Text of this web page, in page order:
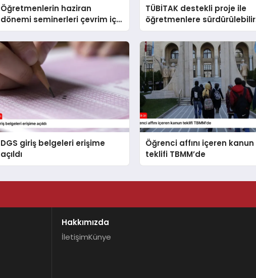
Öğretmenlerin haziran
dönemi seminerleri çevrim içi
yapılacak
TÜBİTAK destekli proje ile
öğretmenlere sürdürülebilir
tarım eğitimi verildi
DGS giriş belgeleri erişime
açıldı
Öğrenci affını içeren kanun
teklifi TBMM’de
Hakkımızda
İletişimKünye